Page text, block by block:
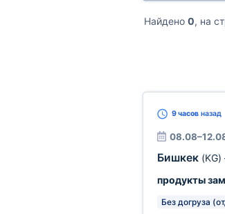
Найдено 0, на
9 часовназад
Бишкек (KG)
продукты
Без догруза